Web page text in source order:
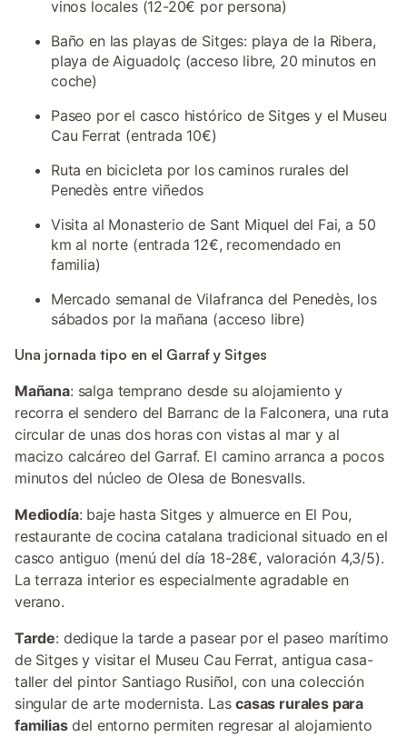
vinos locales (12-20€ por persona)
Baño en las playas de Sitges: playa de la Ribera,
playa de Aiguadolç (acceso libre, 20 minutos en
coche)
Paseo por el casco histórico de Sitges y el Museu
Cau Ferrat (entrada 10€)
Ruta en bicicleta por los caminos rurales del
Penedès entre viñedos
Visita al Monasterio de Sant Miquel del Fai, a 50
km al norte (entrada 12€, recomendado en
familia)
Mercado semanal de Vilafranca del Penedès, los
sábados por la mañana (acceso libre)
Una jornada tipo en el Garraf y Sitges
Mañana: salga temprano desde su alojamiento y
recorra el sendero del Barranc de la Falconera, una ruta
circular de unas dos horas con vistas al mar y al
macizo calcáreo del Garraf. El camino arranca a pocos
minutos del núcleo de Olesa de Bonesvalls.
Mediodía: baje hasta Sitges y almuerce en El Pou,
restaurante de cocina catalana tradicional situado en el
casco antiguo (menú del día 18-28€, valoración 4,3/5).
La terraza interior es especialmente agradable en
verano.
Tarde: dedique la tarde a pasear por el paseo marítimo
de Sitges y visitar el Museu Cau Ferrat, antigua casa-
taller del pintor Santiago Rusiñol, con una colección
singular de arte modernista. Lascasas rurales para
familiasdel entorno permiten regresar al alojamiento